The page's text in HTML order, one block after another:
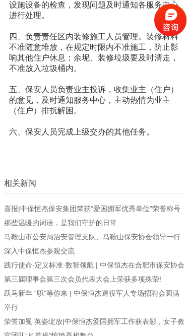
设施设备的检查，发现问题及时通知各服务中心
进行处理。
四、负责责任区内装修施工人员管理。装修材料
不准随意堆放，在规定时限内不准施工，防止影
响其他住户休息；余坭、装修垃圾要及时清走，
不准放入垃圾桶内。
五、保安人员负责业主投诉，收集业主（住户）
的意见，及时通知服务中心，主动热情为业主
（住户）排扰解困。
六、保安人员完成上级交办的其他任务。
相关新闻
喜报|中保恒杰保安集团荣获“爱国拥军优秀单位”荣誉称号
那些温暖的词语，是我们守护的日常
马鞍山市公安局治安管理支队、马鞍山保安协会领导一行
深入中保恒杰参观交流
践行使命·定义标准·数智领航 | 中保恒杰在合肥市保安协会
第三届理事会第三次会员代表大会上荣获多项殊荣!
跃马新年 “职”等你来 | 中保恒杰退役军人专场招聘会圆满
举行
荣誉加冕 英姿绽放|中保恒杰爱国拥军工作获表彰，女子教